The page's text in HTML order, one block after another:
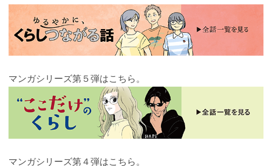
マンガシリーズ第５弾はこちら。
マンガシリーズ第４弾はこちら。